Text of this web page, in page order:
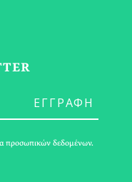
Food/
προσωπικών δεδομένων.